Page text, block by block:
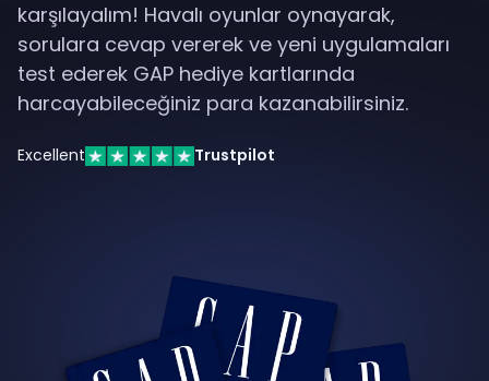
karşılayalım! Havalı oyunlar oynayarak,
sorulara cevap vererek ve yeni uygulamaları
test ederek GAP hediye kartlarında
harcayabileceğiniz para kazanabilirsiniz.
Excellent Trustpilot